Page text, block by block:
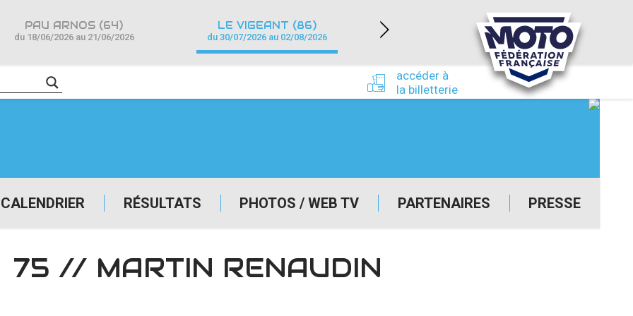
CALENDRIER RÉSULTATS PHOTOS / WEB TV PARTENAIRES PRESSE
accéder à
la billetterie
PAU ARNOS (64)
du 18/06/2026 au 21/06/2026
LE VIGEANT (86)
du 30/07/2026 au 02/08/2026
NEVERS MAGNY-COURS (58)
du 24/09/2026 au 27/09/2026
75 // MARTIN RENAUDIN